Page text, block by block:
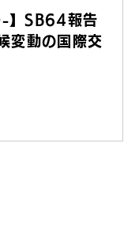
SB64報告
変動の国際交